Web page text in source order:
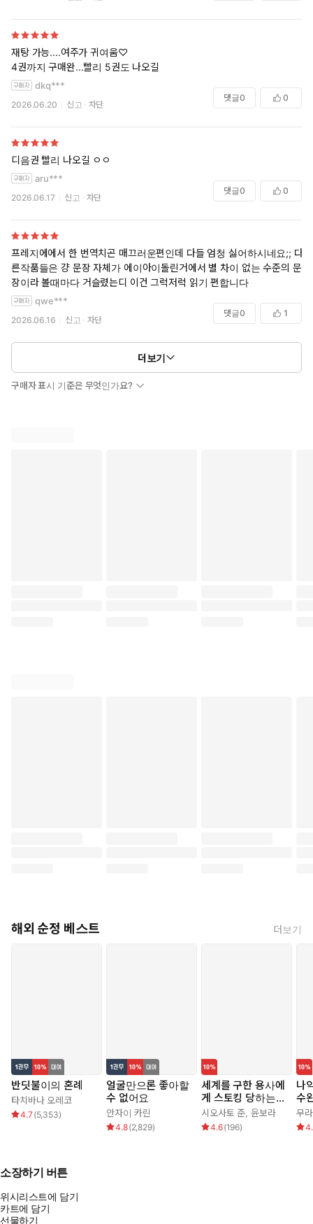
재탕 가능....여주가 귀여움♡
4권까지 구매완...빨리 5권도 나오길
dkq***
2026.06.20 신고 차단
댓글0 0
디음권 빨리 나오길 ㅇㅇ
aru***
2026.06.17 신고 차단
댓글0 0
프레지에에서 한 번역치곤 매끄러운편인데 다들 엄청 싫어하시네요;; 다
른작품들은 걍 문장 자체가 에이아이돌린거에서 별 차이 없는 수준의 문
장이라 볼때마다 거슬렸는디 이건 그럭저럭 읽기 편합니다
qwe***
2026.06.16 신고 차단
댓글0 1
더보기
구매자 표시 기준은 무엇인가요?
해외 순정 베스트 더보기
반딧불이의 혼례
타치바나 오레코
4.7 (5,353)
얼굴만으론 좋아할
수 없어요
안자이 카린
4.8(2,829)
세계를 구한 용사에
게 스토킹 당하는
시골 소녀 이야기
시오사토 준, 윤보라
4.6(196)
나
수
기
무
소장하기 버튼
위시리스트에 담기
카트에 담기
선물하기